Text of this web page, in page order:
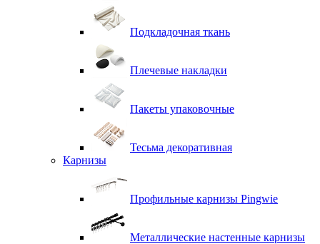
Подкладочная ткань
Плечевые накладки
Пакеты упаковочные
Тесьма декоративная
Карнизы
Профильные карнизы Pingwie
Металлические настенные карнизы